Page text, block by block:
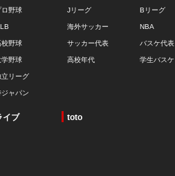
ロ野球
校野球
学野球
立リーグ
ジャパン
Jリーグ
海外サッカー
サッカー代表
高校年代
Bリーグ
NBA
バスケ代表
学生バスケ
イブ toto